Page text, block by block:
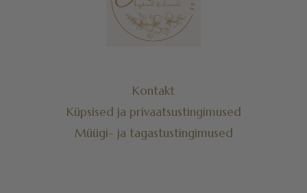
Kontakt
Küpsised ja privaatsustingimused
Müügi- ja tagastustingimused